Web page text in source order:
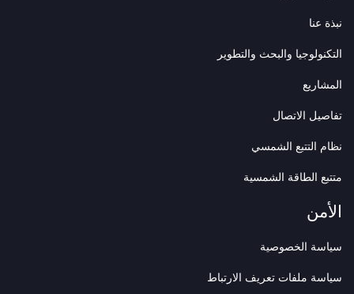
نبذة عنا
التكنولوجيا والبحث والتطوير
المشاريع
تفاصيل الاتصال
نظام التتبع الشمسي
متتبع الطاقة الشمسية
الأمن
سياسة الخصوصية
سياسة ملفات تعريف الارتباط